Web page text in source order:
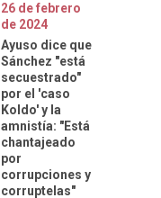
26 defebrero
de 2024
Ayuso dice que
Sánchez "está
secuestrado"
por el 'caso
Koldo' y la
amnistía: "Está
chantajeado
por
corrupciones y
corruptelas"